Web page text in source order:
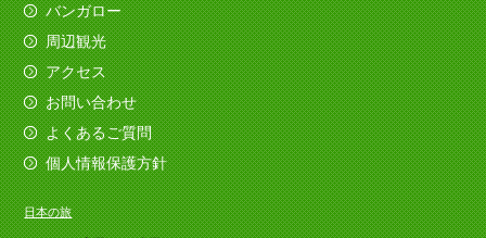
日本の旅
バンガロー
周辺観光
アクセス
お問い合わせ
よくあるご質問
個人情報保護方針